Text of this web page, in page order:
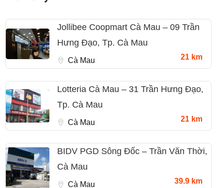
Jollibee Coopmart Cà Mau – 09 Trần
Hưng Đạo, Tp. Cà Mau
Cà Mau 21 km
Lotteria Cà Mau – 31 Trần Hưng Đạo,
Tp. Cà Mau
Cà Mau 21 km
BIDV PGD Sông Đốc – Trần Văn Thời,
Cà Mau
Cà Mau 39.9 km